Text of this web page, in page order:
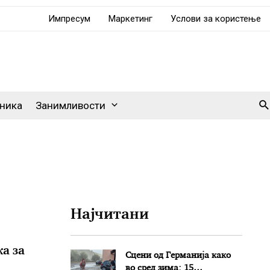
Импресум Маркетинг Услови за користење
Занимливости
за
Најчитани
Сцени од Германија како
во сред зима: 15